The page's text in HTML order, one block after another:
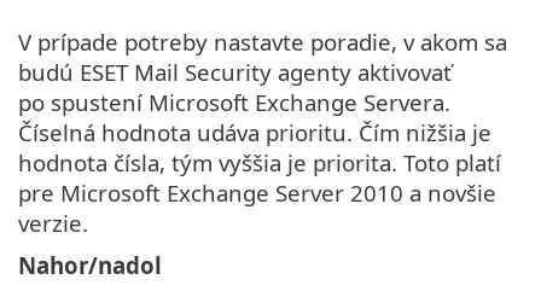
V prípade potreby nastavte poradie, v akom sa
budú ESET Mail Security agenty aktivovať
po spustení Microsoft Exchange Servera.
Číselná hodnota udáva prioritu. Čím nižšia je
hodnota čísla, tým vyššia je priorita. Toto platí
pre Microsoft Exchange Server 2010 a novšie
verzie.
Nahor/nadol